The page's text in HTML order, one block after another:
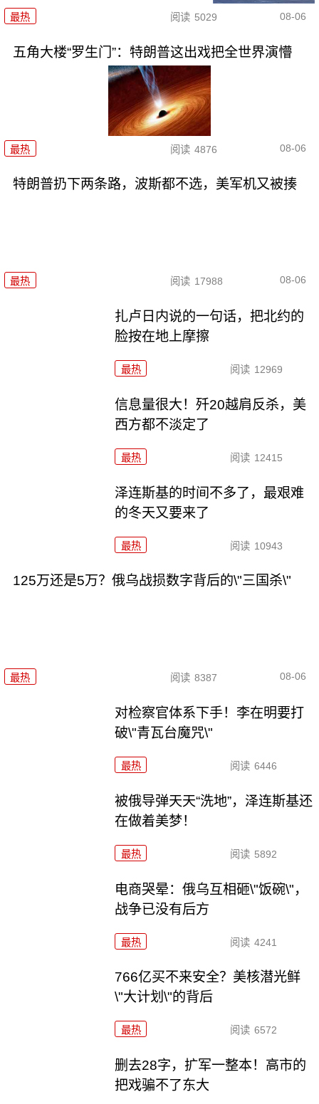
最热 阅读 5029 08-06
五角大楼“罗生门”：特朗普这出戏把全世界演懵
最热 阅读 4876 08-06
特朗普扔下两条路，波斯都不选，美军机又被揍
最热 阅读 17988 08-06
扎卢日内说的一句话，把北约的
脸按在地上摩擦
最热 阅读 12969
信息量很大！歼20越肩反杀，美
西方都不淡定了
最热 阅读 12415
泽连斯基的时间不多了，最艰难
的冬天又要来了
最热 阅读 10943
125万还是5万？俄乌战损数字背后的\"三国杀\"
最热 阅读 8387 08-06
对检察官体系下手！李在明要打
破\"青瓦台魔咒\"
最热 阅读 6446
被俄导弹天天“洗地”，泽连斯基还
在做着美梦！
最热 阅读 5892
电商哭晕：俄乌互相砸\"饭碗\"，
战争已没有后方
最热 阅读 4241
766亿买不来安全？美核潜光鲜
\"大计划\"的背后
最热 阅读 6572
删去28字，扩军一整本！高市的
把戏骗不了东大